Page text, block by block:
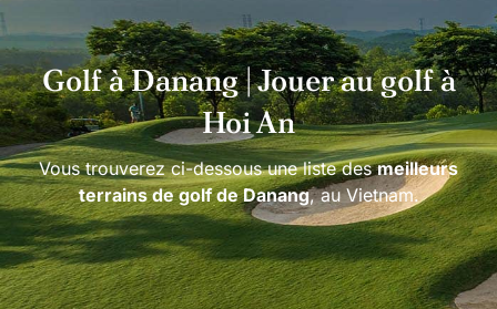
Golf à Danang | Jouer au golf à
Hoi An
Vous trouverez ci-dessous une liste desmeilleurs
terrains de golf de Danang, au Vietnam.